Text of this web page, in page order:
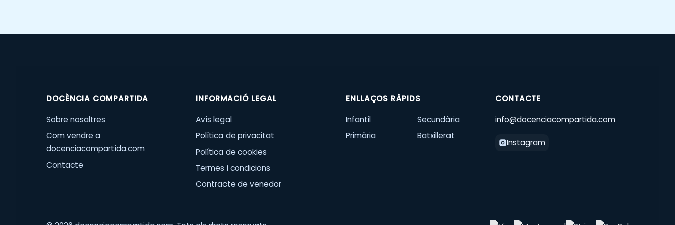
DOCÈNCIA COMPARTIDA
Sobre nosaltres
Com vendre a
docenciacompartida.com
Contacte
INFORMACIÓ LEGAL
Avís legal
Política de privacitat
Política de cookies
Termes i condicions
Contracte de venedor
ENLLAÇOS RÀPIDS
Infantil
Primària
Secundària
Batxillerat
CONTACTE
info@docenciacompartida.com
Instagram